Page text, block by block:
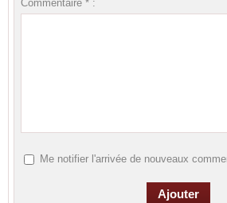
Commentaire * :
Me notifier l'arrivée de nouveaux